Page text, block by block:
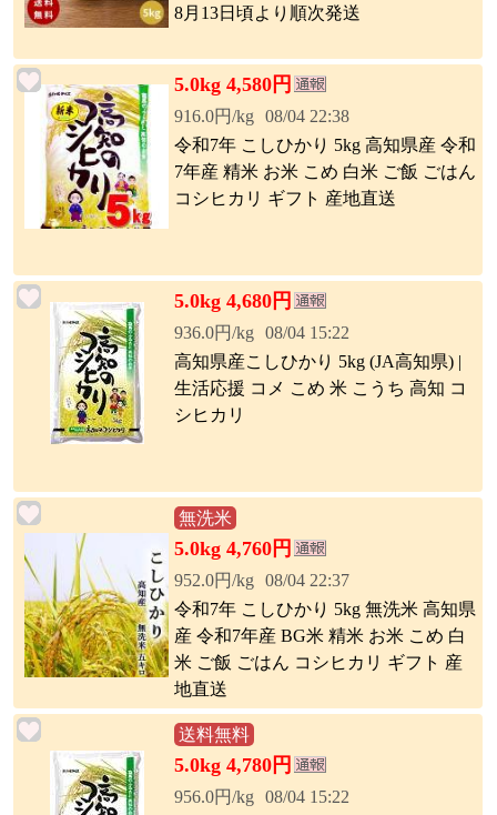
8月13日頃より順次発送
5.0kg 4,580円
916.0円/kg 08/04 22:38
令和7年 こしひかり 5kg 高知県産 令和
7年産 精米 お米 こめ 白米 ご飯 ごはん
コシヒカリ ギフト 産地直送
5.0kg 4,680円
936.0円/kg 08/04 15:22
高知県産こしひかり 5kg (JA高知県) |
生活応援 コメ こめ 米 こうち 高知 コ
シヒカリ
無洗米
5.0kg 4,760円
952.0円/kg 08/04 22:37
令和7年 こしひかり 5kg 無洗米 高知県
産 令和7年産 BG米 精米 お米 こめ 白
米 ご飯 ごはん コシヒカリ ギフト 産
地直送
送料無料
5.0kg 4,780円
956.0円/kg 08/04 15:22